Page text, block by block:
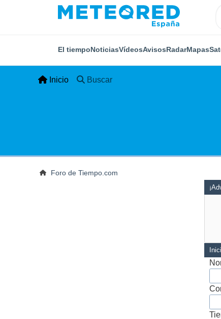
El tiempoNoticiasVídeosAvisosRadarMapas
Inicio Buscar
Foro de Tiempo.com